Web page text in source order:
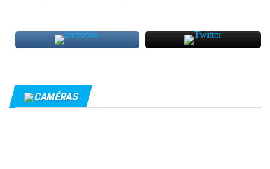
CAMÉRAS